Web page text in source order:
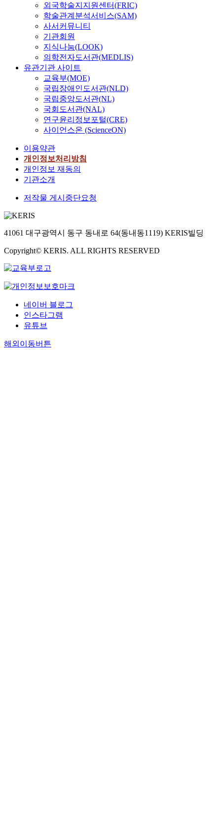
외국학술지지원센터(FRIC)
학술관계분석서비스(SAM)
사서커뮤니티
기관회원
지식나눔(LOOK)
의학전자도서관(MEDLIS)
유관기관 사이트
교육부(MOE)
국립장애인도서관(NLD)
국립중앙도서관(NL)
국회도서관(NAL)
연구윤리정보포털(CRE)
사이언스온 (ScienceON)
이용약관
개인정보처리방침
개인정보 재동의
기관소개
저작물 게시중단요청
41061 대구광역시 동구 동내로 64(동내동1119) KERIS빌딩
Copyright© KERIS. ALL RIGHTS RESERVED
네이버 블로그
인스타그램
유튜브
해외이동버튼